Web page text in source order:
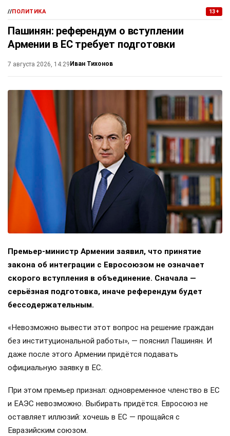
//ПОЛИТИКА 13+
Пашинян: референдум о вступлении
Армении в ЕС требует подготовки
7 августа 2026, 14:29 Иван Тихонов
Премьер-министр Армении заявил, что принятие
закона об интеграции с Евросоюзом не означает
скорого вступления в объединение. Сначала —
серьёзная подготовка, иначе референдум будет
бессодержательным.
«Невозможно вывести этот вопрос на решение граждан
без институциональной работы», — пояснил Пашинян. И
даже после этого Армении придётся подавать
официальную заявку в ЕС.
При этом премьер признал: одновременное членство в ЕС
и ЕАЭС невозможно. Выбирать придётся. Евросоюз не
оставляет иллюзий: хочешь в ЕС — прощайся с
Евразийским союзом.